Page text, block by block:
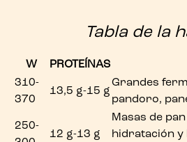
Tabla de la
W PROTEÍNAS
310-
370
13,5 g-15 g
Grandes
pandoro,
250-
12 g-13 g
Masas de
hidratación y